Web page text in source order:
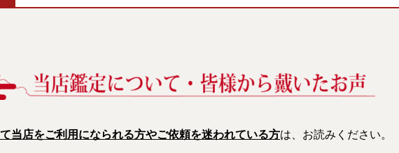
当店をご利用になられる方やご依頼を迷われている方は、お読みください。